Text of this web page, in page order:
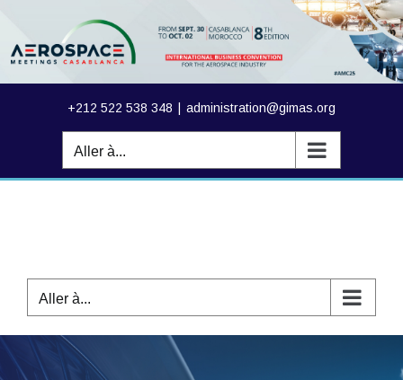
+212 522 538 348 administration@gimas.org
Aller à...
Aller à...